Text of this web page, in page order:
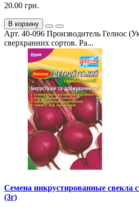
20.00 грн.
В корзину
Арт. 40-096 Производитель Гелиос
сверхранних сортов. Ра...
Семена инкрустированные свекла
(3г)